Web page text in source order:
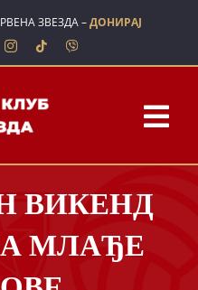
ЗВЕЗДА –ДОНИРАЈ
ВИКЕНД
МЛАЂЕ